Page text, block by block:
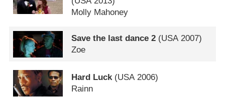
Molly Mahoney
Save the last dance 2 (USA2007)
Zoe
Hard Luck(USA2006)
Rainn